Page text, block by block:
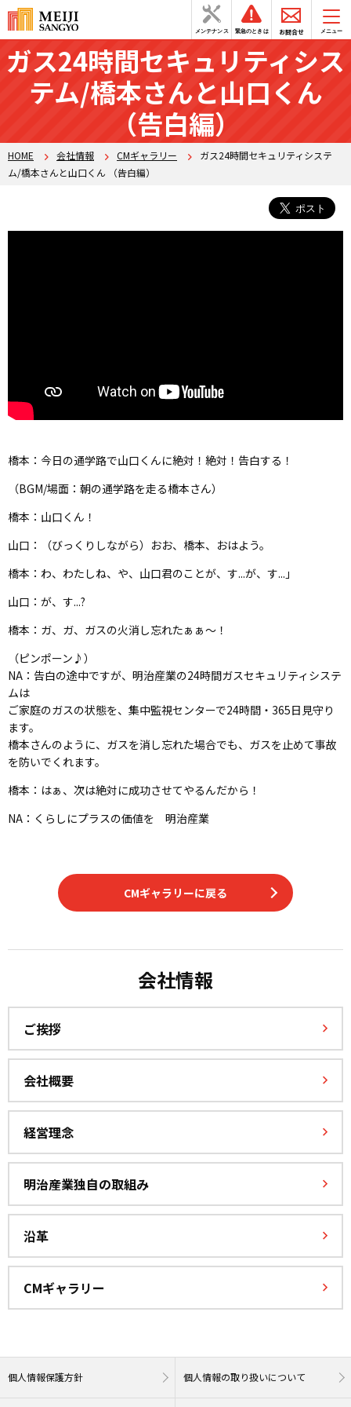
メンテナンス 緊急のときは お問合せ メニュー
ガス24時間セキュリティシス
テム/橋本さんと山口くん
（告白編）
HOME 会社情報 CMギャラリー
ガス24時間セキュリティシステ
ム/橋本さんと山口くん （告白編）
橋本：今日の通学路で山口くんに絶対！絶対！告白する！
（BGM/場面：朝の通学路を走る橋本さん）
橋本：山口くん！
山口：（びっくりしながら）おお、橋本、おはよう。
橋本：わ、わたしね、や、山口君のことが、す...が、す...」
山口：が、す...?
橋本：ガ、ガ、ガスの火消し忘れたぁぁ～！
（ピンポーン♪）
NA：告白の途中ですが、明治産業の24時間ガスセキュリティシステ
ムは
ご家庭のガスの状態を、集中監視センターで24時間・365日見守り
ます。
橋本さんのように、ガスを消し忘れた場合でも、ガスを止めて事故
を防いでくれます。
橋本：はぁ、次は絶対に成功させてやるんだから―――！
NA：くらしにプラスの価値を 明治産業
CMギャラリーに戻る
会社情報
ご挨拶
会社概要
経営理念
明治産業独自の取組み
沿革
CMギャラリー
個人情報保護方針 個人情報の取り扱いについて